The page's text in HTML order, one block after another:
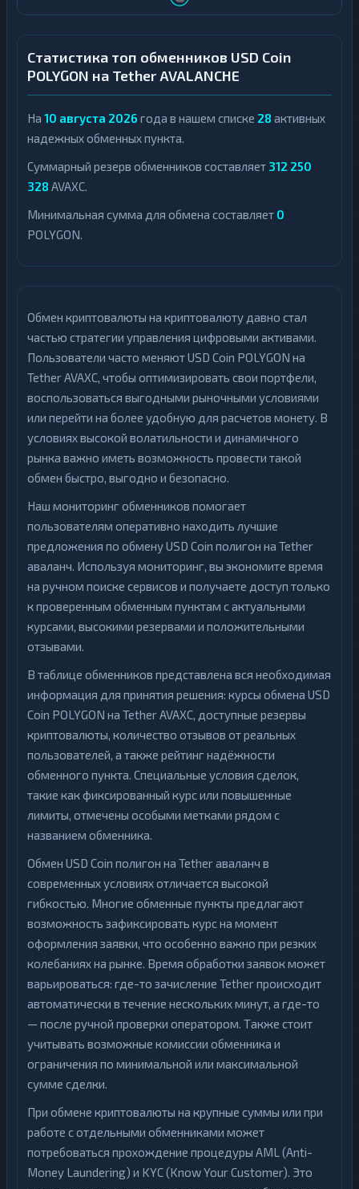
Статистика топ обменников USD Coin
POLYGON на Tether AVALANCHE
На 10 августа 2026 года в нашем списке 28 активных
надежных обменных пункта.
Суммарный резерв обменников составляет 312 250
328 AVAXC.
Минимальная сумма для обмена составляет 0
POLYGON.
Обмен криптовалюты на криптовалюту давно стал
частью стратегии управления цифровыми активами.
Пользователи часто меняют USD Coin POLYGON на
Tether AVAXC, чтобы оптимизировать свои портфели,
воспользоваться выгодными рыночными условиями
или перейти на более удобную для расчетов монету. В
условиях высокой волатильности и динамичного
рынка важно иметь возможность провести такой
обмен быстро, выгодно и безопасно.
Наш мониторинг обменников помогает
пользователям оперативно находить лучшие
предложения по обмену USD Coin полигон на Tether
аваланч. Используя мониторинг, вы экономите время
на ручном поиске сервисов и получаете доступ только
к проверенным обменным пунктам с актуальными
курсами, высокими резервами и положительными
отзывами.
В таблице обменников представлена вся необходимая
информация для принятия решения: курсы обмена USD
Coin POLYGON на Tether AVAXC, доступные резервы
криптовалюты, количество отзывов от реальных
пользователей, а также рейтинг надёжности
обменного пункта. Специальные условия сделок,
такие как фиксированный курс или повышенные
лимиты, отмечены особыми метками рядом с
названием обменника.
Обмен USD Coin полигон на Tether аваланч в
современных условиях отличается высокой
гибкостью. Многие обменные пункты предлагают
возможность зафиксировать курс на момент
оформления заявки, что особенно важно при резких
колебаниях на рынке. Время обработки заявок может
варьироваться: где-то зачисление Tether происходит
автоматически в течение нескольких минут, а где-то
— после ручной проверки оператором. Также стоит
учитывать возможные комиссии обменника и
ограничения по минимальной или максимальной
сумме сделки.
При обмене криптовалюты на крупные суммы или при
работе с отдельными обменниками может
потребоваться прохождение процедуры AML (Anti-
Money Laundering) и KYC (Know Your Customer). Это